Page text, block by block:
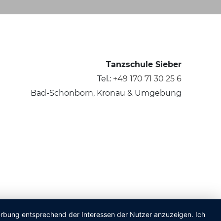
Tanzschule Sieber
Tel.: +49 170 71 30 25 6
Bad-Schönborn, Kronau & Umgebung
entsprechend der Interessen der Nutzer anzuzeigen. Ich